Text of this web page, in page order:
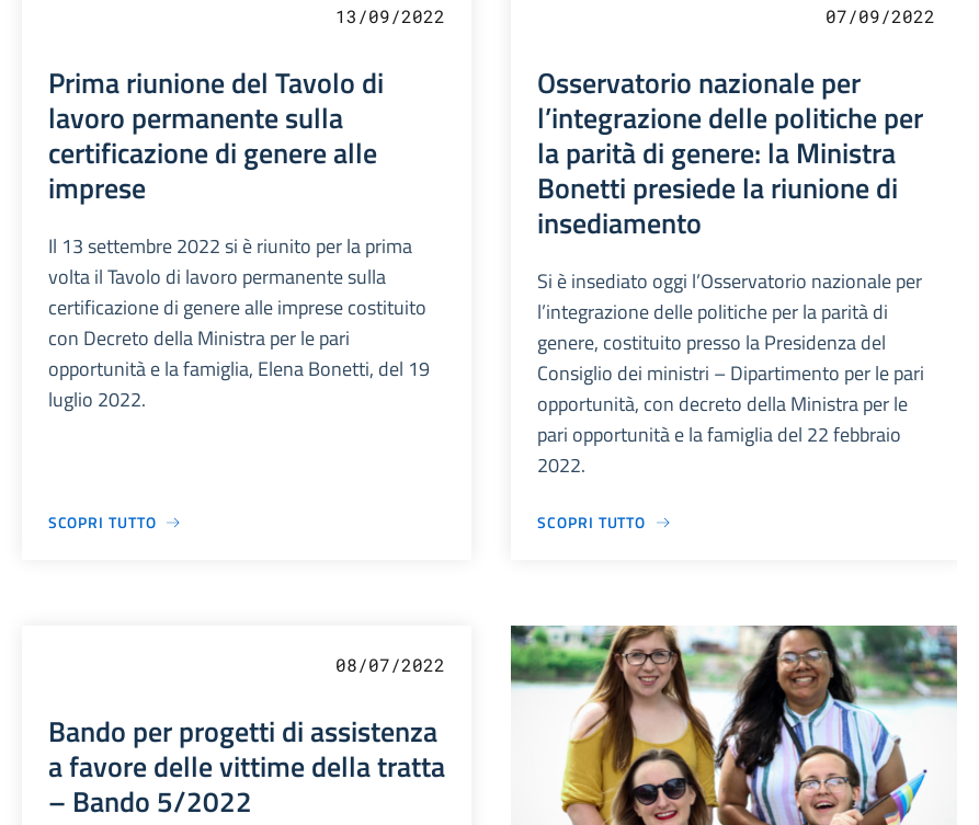
13/09/2022
Prima riunione del Tavolo di
lavoro permanente sulla
certificazione di genere alle
imprese
Il 13 settembre 2022 si è riunito per la prima
volta il Tavolo di lavoro permanente sulla
certificazione di genere alle imprese costituito
con Decreto della Ministra per le pari
opportunità e la famiglia, Elena Bonetti, del 19
luglio 2022.
SCOPRI TUTTO
07/09/2022
Osservatorio nazionale per
l’integrazione delle politiche per
la parità di genere: la Ministra
Bonetti presiede la riunione di
insediamento
Si è insediato oggi l’Osservatorio nazionale per
l’integrazione delle politiche per la parità di
genere, costituito presso la Presidenza del
Consiglio dei ministri – Dipartimento per le pari
opportunità, con decreto della Ministra per le
pari opportunità e la famiglia del 22 febbraio
2022.
SCOPRI TUTTO
08/07/2022
Bando per progetti di assistenza
a favore delle vittime della tratta
– Bando 5/2022